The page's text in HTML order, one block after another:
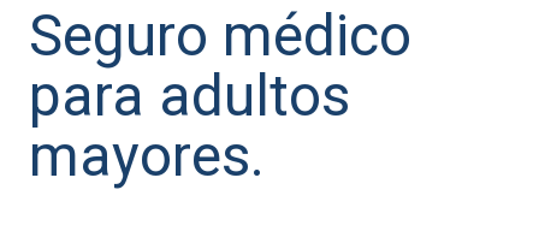
Seguro médico
para adultos
mayores.